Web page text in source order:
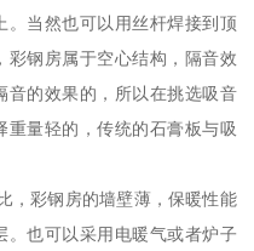
。当然也可以用丝杆焊接到顶
彩钢房属于空心结构，隔音效
音的效果的，所以在挑选吸音
量轻的，传统的石膏板与吸
，彩钢房的墙壁薄，保暖性能
。也可以采用电暖气或者炉子